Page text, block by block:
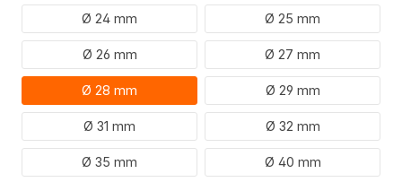
Ø 24 mm Ø 25 mm
Ø 26 mm Ø 27 mm
Ø 28 mm Ø 29 mm
Ø 31 mm Ø 32 mm
Ø 35 mm Ø 40 mm